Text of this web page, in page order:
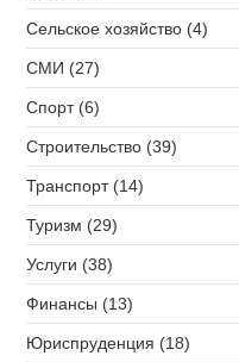
Сельское хозяйство (4)
СМИ (27)
Спорт (6)
Строительство (39)
Транспорт (14)
Туризм (29)
Услуги (38)
Финансы (13)
Юриспруденция (18)